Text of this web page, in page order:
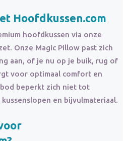
Hoofdkussen.com
hoofdkussen via onze
Onze Magic Pillow past zich
aan, of je nu op je buik, rug of
voor optimaal comfort en
beperkt zich niet tot
en bijvulmateriaal.